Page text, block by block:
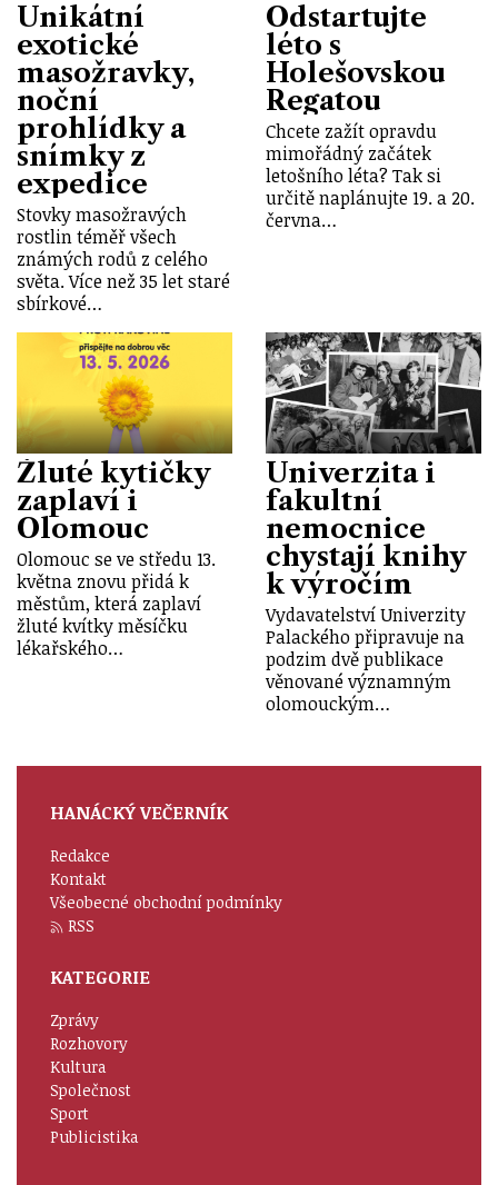
Unikátní
exotické
masožravky,
noční
prohlídky a
snímky z
expedice
Stovky masožravých
rostlin téměř všech
známých rodů z celého
světa. Více než 35 let staré
sbírkové…
Odstartujte
léto s
Holešovskou
Regatou
Chcete zažít opravdu
mimořádný začátek
letošního léta? Tak si
určitě naplánujte 19. a 20.
června…
Žluté kytičky
zaplaví i
Olomouc
Olomouc se ve středu 13.
května znovu přidá k
městům, která zaplaví
žluté kvítky měsíčku
lékařského…
Univerzita i
fakultní
nemocnice
chystají knihy
k výročím
Vydavatelství Univerzity
Palackého připravuje na
podzim dvě publikace
věnované významným
olomouckým…
HANÁCKÝ VEČERNÍK
Redakce
Kontakt
Všeobecné obchodní podmínky
RSS
KATEGORIE
Zprávy
Rozhovory
Kultura
Společnost
Sport
Publicistika